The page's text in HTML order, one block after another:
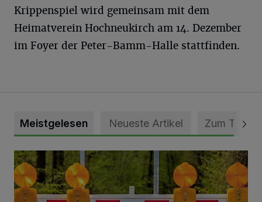
Krippenspiel wird gemeinsam mit dem
Heimatverein Hochneukirch am 14. Dezember
im Foyer der Peter-Bamm-Halle stattfinden.
Meistgelesen Neueste Artikel Zum Thema
Vollsperrung der Talstraße in Grevenbroich-Kapellen